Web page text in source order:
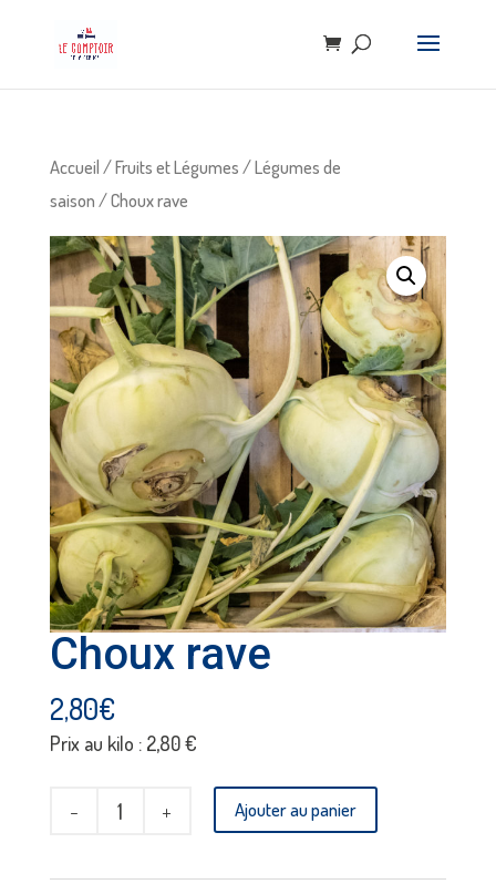
Accueil/Fruits et Légumes/Légumes de
saison/ Choux rave
Choux rave
2,80€
Prix au kilo : 2,80 €
quantité
Ajouter au panier